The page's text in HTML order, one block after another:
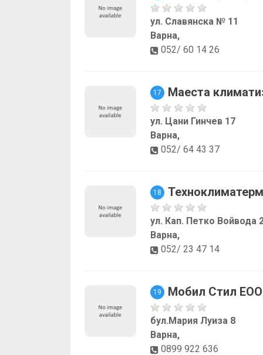
ул. Славянска № 11
Варна,
052/ 60 14 26
17 Маеста
ул. Цани Гинчев 17
Варна,
052/ 64 43 37
18 Техноклиматерм
ул. Кап. Петко Войвода
Варна,
052/ 23 47 14
19 Мобил Стил
бул.Мария Луиза 8
Варна,
0899 922 636